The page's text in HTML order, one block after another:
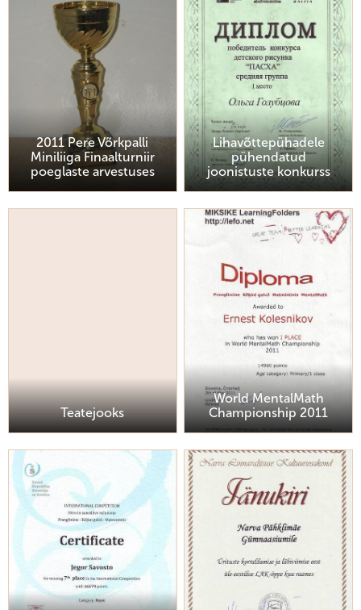
2011 Pere Võrkpalli
Miniliiga Finaalturniir
poeglaste arvestuses
Lihavõttepühadele
pühendatud
joonistuste konkurss
Teatejooks
World MentalMath
Championship 2011